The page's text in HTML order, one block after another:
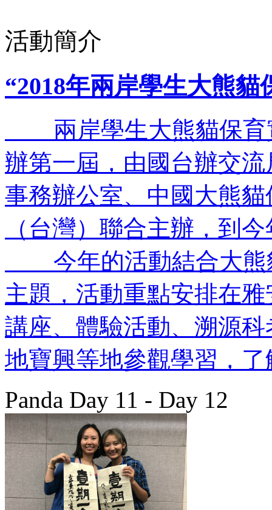
活動簡介
“2018年兩岸學生大熊貓
兩岸學生大熊貓保育
辦第一屆，由國台辦交
事務辦公室、中國大熊
（台灣）聯合主辦，到
今年的活動結合大熊
主題，活動重點安排在
講座、體驗活動、溯源
地寶興等地參觀學習，
Panda Day 11 - Day 12